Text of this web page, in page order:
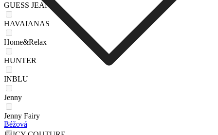
GUESS JEANS
HAVAIANAS
Home&Relax
HUNTER
INBLU
Jenny
Jenny Fairy
Béžová